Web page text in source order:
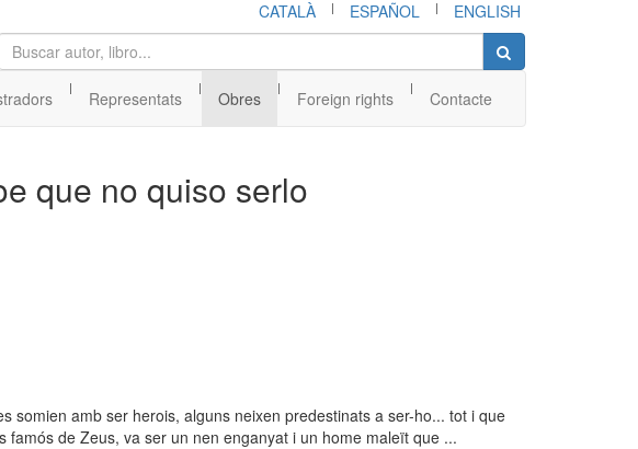
CATALÀ | ESPAÑOL | ENGLISH
|
Representats
|
Obres
|
Foreign rights
|
Contacte
que no quiso serlo
somien amb ser herois, alguns neixen predestinats a ser-ho... tot i que
famós de Zeus, va ser un nen enganyat i un home maleït que ...